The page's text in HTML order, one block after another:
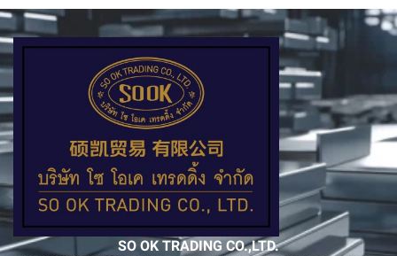
SO OK TRADING CO.,LTD.